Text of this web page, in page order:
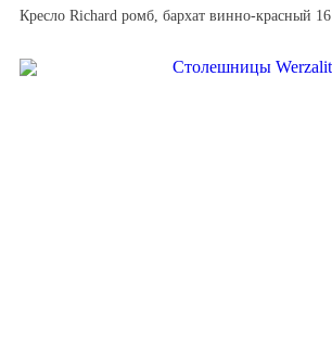
Кресло Richard ромб, бархат винно-красный 16